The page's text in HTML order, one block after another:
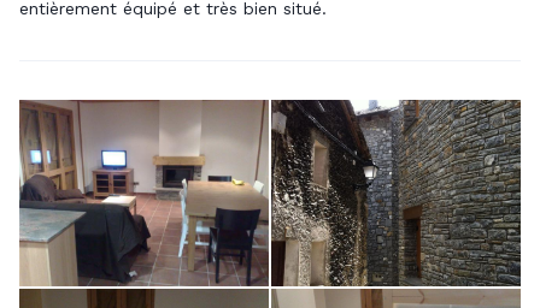
entièrement équipé et très bien situé.